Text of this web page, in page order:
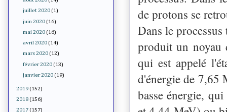
de protons se
Dans le
produit un noyau
qui est appelé
d'énergie de 7,65
basse énergie,
juillet 2020 (1)
juin 2020 (16)
mai 2020 (16)
avril 2020 (14)
mars 2020 (12)
février 2020 (13)
janvier 2020 (19)
2019 (152)
2018 (156)
2017 (157)